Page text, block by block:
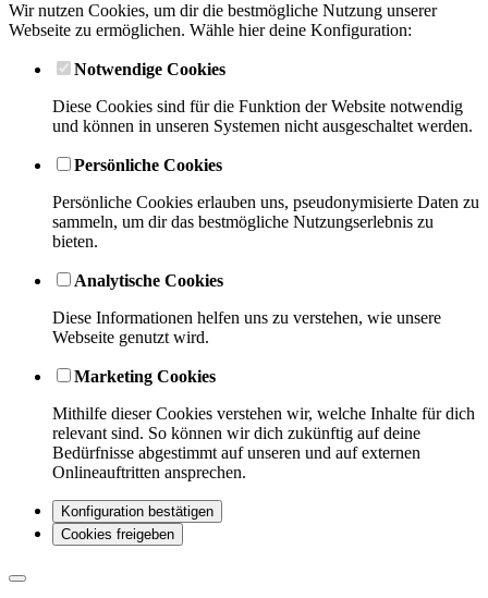
Wir nutzen Cookies, um dir die bestmögliche Nutzung unserer
Webseite zu ermöglichen. Wähle hier deine Konfiguration:
Notwendige Cookies
Diese Cookies sind für die Funktion der Website notwendig
und können in unseren Systemen nicht ausgeschaltet werden.
Persönliche Cookies
Persönliche Cookies erlauben uns, pseudonymisierte Daten zu
sammeln, um dir das bestmögliche Nutzungserlebnis zu
bieten.
Analytische Cookies
Diese Informationen helfen uns zu verstehen, wie unsere
Webseite genutzt wird.
Marketing Cookies
Mithilfe dieser Cookies verstehen wir, welche Inhalte für dich
relevant sind. So können wir dich zukünftig auf deine
Bedürfnisse abgestimmt auf unseren und auf externen
Onlineauftritten ansprechen.
Konfiguration bestätigen
Cookies freigeben